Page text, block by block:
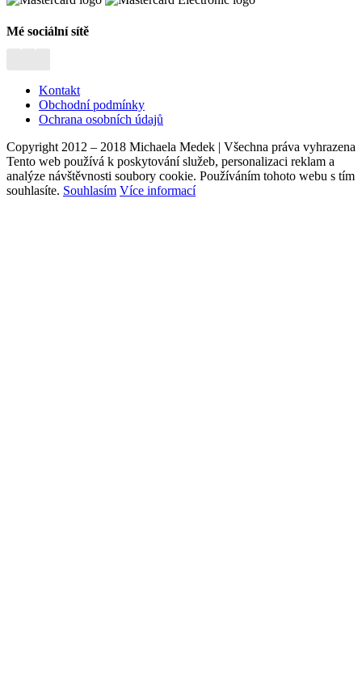
Mé sociální sítě
Kontakt
Obchodní podmínky
Ochrana osobních údajů
Copyright 2012 – 2018 Michaela Medek | Všechna práva vyhrazena
Tento web používá k poskytování služeb, personalizaci reklam a
analýze návštěvnosti soubory cookie. Používáním tohoto webu s tím
souhlasíte. Souhlasím Více informací